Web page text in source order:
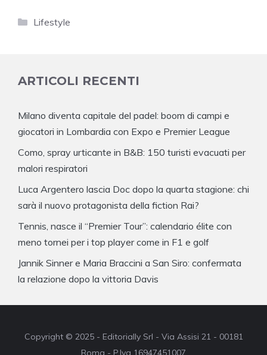
Categorie
Lifestyle
ARTICOLI RECENTI
Milano diventa capitale del padel: boom di campi e
giocatori in Lombardia con Expo e Premier League
Como, spray urticante in B&B: 150 turisti evacuati per
malori respiratori
Luca Argentero lascia Doc dopo la quarta stagione: chi
sarà il nuovo protagonista della fiction Rai?
Tennis, nasce il “Premier Tour”: calendario élite con
meno tornei per i top player come in F1 e golf
Jannik Sinner e Maria Braccini a San Siro: confermata
la relazione dopo la vittoria Davis
Copyright © 2025 - Editorially Srl - Via Assisi 21 - 00181
Roma - P.Iva 16947451007